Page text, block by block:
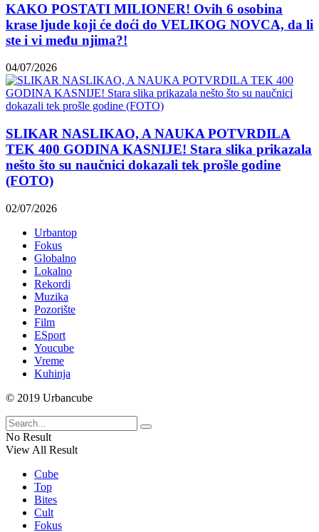
KAKO POSTATI MILIONER! Ovih 6 osobina
krase ljude koji će doći do VELIKOG NOVCA, da li
ste i vi među njima?!
04/07/2026
SLIKAR NASLIKAO, A NAUKA POTVRDILA
TEK 400 GODINA KASNIJE! Stara slika prikazala
nešto što su naučnici dokazali tek prošle godine
(FOTO)
02/07/2026
Urbantop
Fokus
Globalno
Lokalno
Rekordi
Muzika
Pozorište
Film
ESport
Youcube
Vreme
Kuhinja
© 2019 Urbancube
No Result
View All Result
Cube
Top
Bites
Cult
Fokus